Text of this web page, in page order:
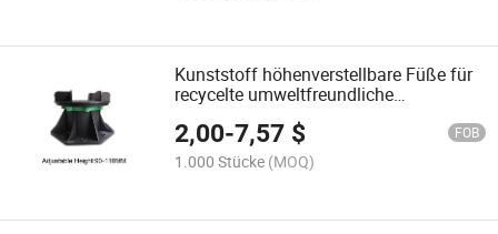
Kunststoff höhenverstellbare Füße für
recycelte umweltfreundliche
Verbunddeckungen
2,00-7,57 $ FOB
1.000 Stücke (MOQ)